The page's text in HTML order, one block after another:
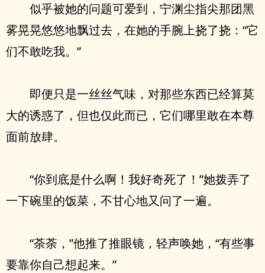
似乎被她的问题可爱到，宁渊尘指尖那团黑
雾晃晃悠悠地飘过去，在她的手腕上挠了挠：“它
们不敢吃我。”
即便只是一丝丝气味，对那些东西已经算莫
大的诱惑了，但也仅此而已，它们哪里敢在本尊
面前放肆。
“你到底是什么啊！我好奇死了！”她拨弄了
一下碗里的饭菜，不甘心地又问了一遍。
“荼荼，”他推了推眼镜，轻声唤她，“有些事
要靠你自己想起来。”